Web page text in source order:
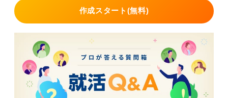
作成スタート(無料)